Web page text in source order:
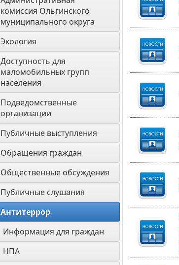
комиссия Ольгинского
муниципального округа
Экология
Доступность для
маломобильных групп
населения
Подведомственные
организации
Публичные выступления
Обращения граждан
Общественные обсуждения
Публичные слушания
Антитеррор
Информация для граждан
НПА